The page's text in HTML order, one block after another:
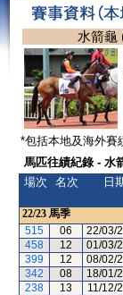
水箭龜
*包括本地及海外賽
馬匹往績紀錄 - 水
場次
名次 日
22/23 馬季
515
06 22/03/
458
12 01/03/
399
12 08/02/
342
08 18/01/
238
13 11/12/